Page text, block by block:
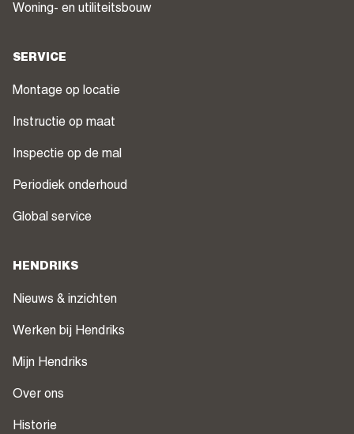
Woning- en utiliteitsbouw
SERVICE
Montage op locatie
Instructie op maat
Inspectie op de mal
Periodiek onderhoud
Global service
HENDRIKS
Nieuws & inzichten
Werken bij Hendriks
Mijn Hendriks
Over ons
Historie